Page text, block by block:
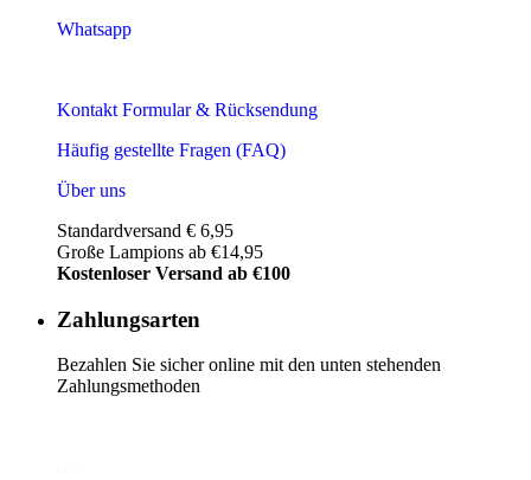
Whatsapp
Kontakt Formular & Rücksendung
Häufig gestellte Fragen (FAQ)
Über uns
Standardversand € 6,95
Große Lampions ab €14,95
Kostenloser Versand ab €100
Zahlungsarten
Bezahlen Sie sicher online mit den unten stehenden
Zahlungsmethoden